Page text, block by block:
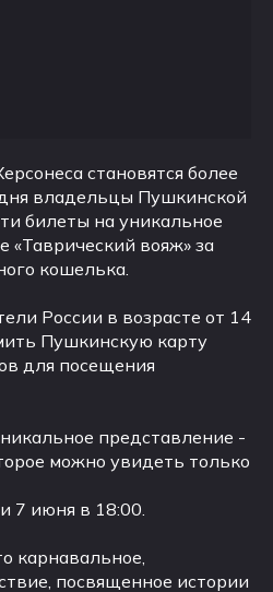
становятся более
владельцы Пушкинской
билеты на уникальное
«Таврический вояж» за
кошелька.
России в возрасте от 14
Пушкинскую карту
для посещения
представление -
можно увидеть только
7 июня в 18:00.
карнавальное,
посвященное истории